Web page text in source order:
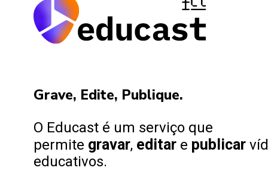
Grave, Edite, Publique.
O Educast é um serviço que
permite gravar, editar e publicar
educativos.